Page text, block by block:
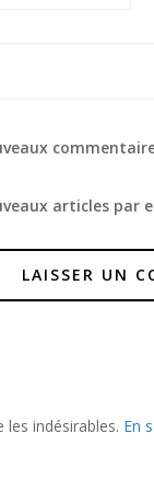
articles par
les indésirables. En